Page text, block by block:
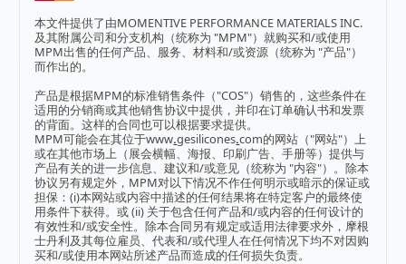
本文件提供了由MOMENTIVE PERFORMANCE MATERIALS INC.
及其附属公司和分支机构（统称为 "MPM"）就购买和/或使用
MPM出售的任何产品、服务、材料和/或资源（统称为 "产品"）
而作出的。
产品是根据MPM的标准销售条件（"COS"）销售的，这些条件在
适用的分销商或其他销售协议中提供，并印在订单确认书和发票
的背面。这样的合同也可以根据要求提供。
MPM可能会在其位于www.gesilicones.com的网站（"网站"）上
或在其他市场上（展会横幅、海报、印刷广告、手册等）提供与
产品有关的进一步信息、建议和/或意见（统称为 "内容"）。除本
协议另有规定外，MPM对以下情况不作任何明示或暗示的保证或
担保：(i)本网站或内容中描述的任何结果将在特定客户的最终使
用条件下获得。或 (ii) 关于包含任何产品和/或内容的任何设计的
有效性和/或安全性。除本合同另有规定或适用法律要求外，摩根
士丹利及其每位雇员、代表和/或代理人在任何情况下均不对因购
买和/或使用本网站所述产品而造成的任何损失负责。